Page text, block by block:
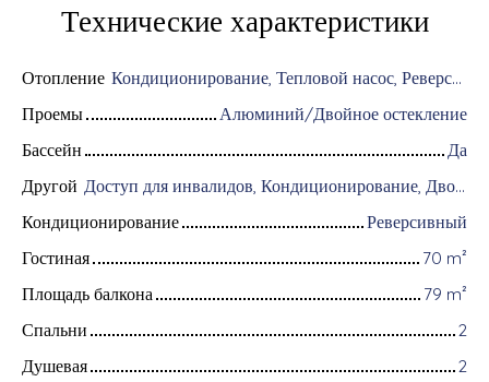
Технические характеристики
Отопление
Кондиционирование, Тепловой насос, Реверсивный/Индивидуальнoe
Проемы
Алюминий/Двойное остекление
Бассейн
Да
Другой
Доступ для инвалидов, Кондиционирование, Дворник, Цифровой код, Оборудование для домашней автоматизации, Оптоволоконный интернет, Хранитель, Моторизованные ворота, Бронированная дверь, Система охранной сигнализации, Видеофон
Кондиционирование
Реверсивный
Гостиная
70 m²
Площадь балкона
79 m²
Спальни
2
Душевая
2